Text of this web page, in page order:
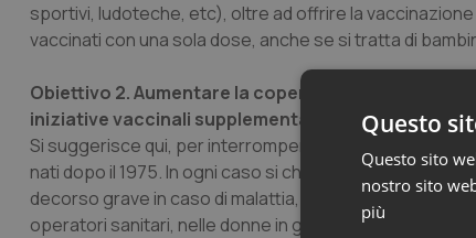
sportivi, ludoteche, etc), oltre ad offrire la
vaccinati con una sola dose, anche se si tratta di
Obiettivo 2. Aumentare la copertura vaccinale
iniziative vaccinali supplementari
Si suggerisce qui, per interrompere la circolazione del
nati dopo il 1975. In ogni caso si chiarisce che, in
decorso grave in caso di malattia, l’essere nati prima
operatori sanitari, nelle donne in gravidanza e nelle
Questo
Questo sito
nostro sito
più